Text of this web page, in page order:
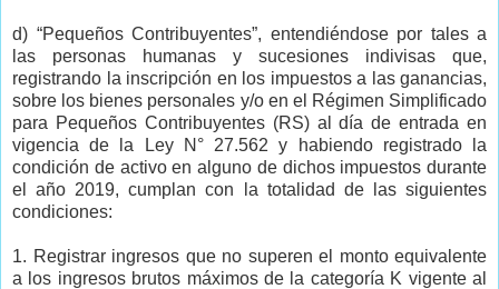
d) “Pequeños Contribuyentes”, entendiéndose por tales a
las personas humanas y sucesiones indivisas que,
registrando la inscripción en los impuestos a las ganancias,
sobre los bienes personales y/o en el Régimen Simplificado
para Pequeños Contribuyentes (RS) al día de entrada en
vigencia de la Ley N° 27.562 y habiendo registrado la
condición de activo en alguno de dichos impuestos durante
el año 2019, cumplan con la totalidad de las siguientes
condiciones:
1. Registrar ingresos que no superen el monto equivalente
a los ingresos brutos máximos de la categoría K vigente al